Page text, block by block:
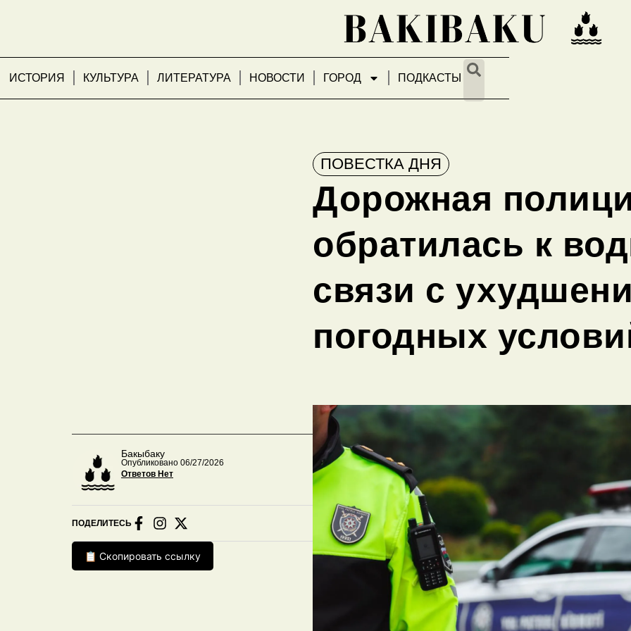
ИСТОРИЯ КУЛЬТУРА ЛИТЕРАТУРА НОВОСТИ ГОРОД ПОДКАСТЫ
Бакыбаку
Опубликовано 06/27/2026
Ответов Нет
ПОДЕЛИТЕСЬ
📋 Скопировать ссылку
ПОВЕСТКА ДНЯ
Дорожная
обратилась к
связи с
погодных